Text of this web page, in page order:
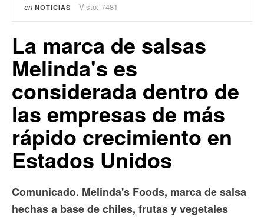
en NOTICIAS Visto: 7481
La marca de salsas
Melinda's es
considerada dentro de
las empresas de más
rápido crecimiento en
Estados Unidos
Comunicado. Melinda's Foods, marca de salsa
hechas a base de chiles, frutas y vegetales